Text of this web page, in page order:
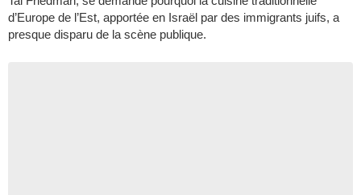
d’Europe de l’Est, apportée en Israël par des immigrants juifs, a
presque disparu de la scène publique.